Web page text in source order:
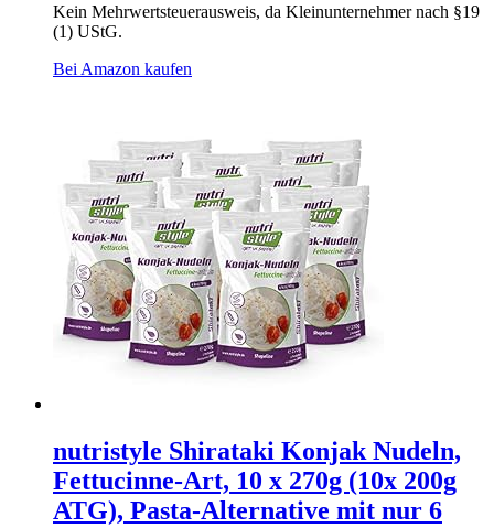
Kein Mehrwertsteuerausweis, da Kleinunternehmer nach §19
(1) UStG.
Bei Amazon kaufen
nutristyle Shirataki Konjak Nudeln,
Fettucinne-Art, 10 x 270g (10x 200g
ATG), Pasta-Alternative mit nur 6